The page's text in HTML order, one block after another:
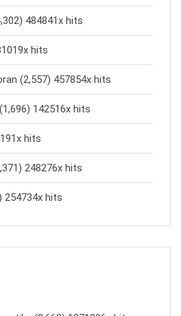
484841x hits
hits
(2,557) 457854x hits
142516x hits
hits
248276x hits
254734x hits